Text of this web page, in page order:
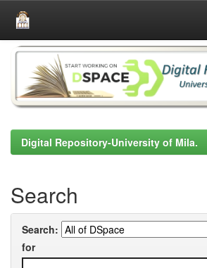
Skip
navigation
Digital Repository-University of Mila.
Search
Search:
for